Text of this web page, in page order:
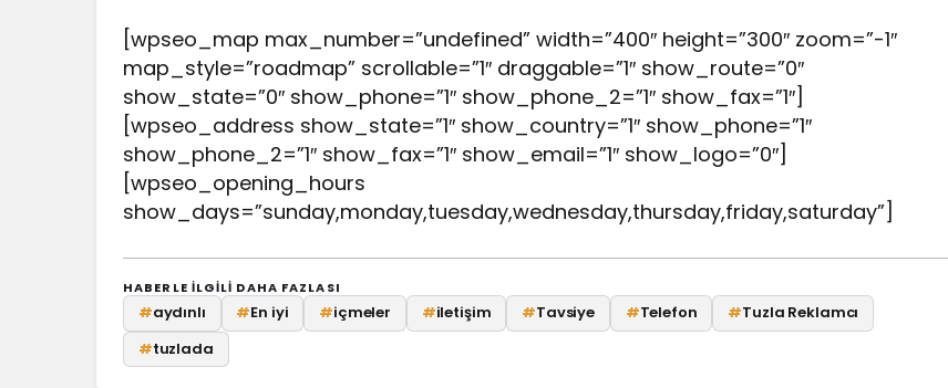
[wpseo_map max_number=”undefined” width=”400″ height=”300″ zoom=”-1″
map_style=”roadmap” scrollable=”1″ draggable=”1″ show_route=”0″
show_state=”0″ show_phone=”1″ show_phone_2=”1″ show_fax=”1″]
[wpseo_address show_state=”1″ show_country=”1″ show_phone=”1″
show_phone_2=”1″ show_fax=”1″ show_email=”1″ show_logo=”0″]
[wpseo_opening_hours
show_days=”sunday,monday,tuesday,wednesday,thursday,friday,saturday”]
HABERLE ILGILI DAHA FAZLASI
#aydınlı #En iyi #içmeler #iletişim #Tavsiye #Telefon #Tuzla Reklamcı
#tuzlada